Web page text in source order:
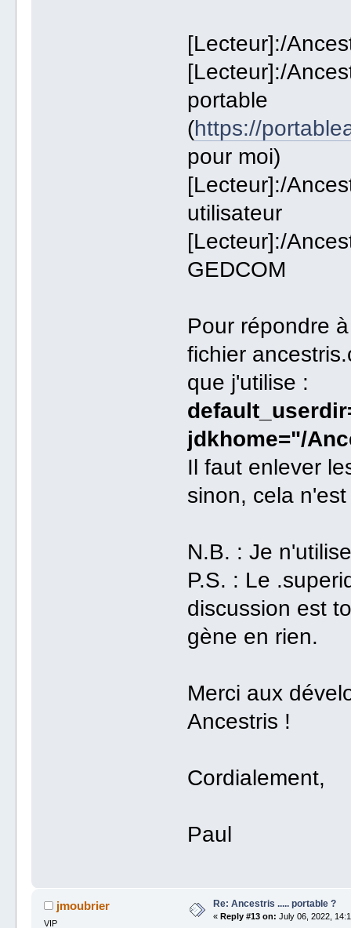
[Lecteur]:/
[Lecteur]:/
portable
(https://
pour moi)
[Lecteur]:/
utilisateur
[Lecteur]:/
GEDCOM
Pour répondre
fichier
que j'utilise :
jdkhome="/
Il faut enlever
sinon, cela
N.B. : Je
P.S. : Le
discussion est
gène en rien.
Merci aux
Ancestris !
Cordialement,
Paul
jmoubrier
VIP
Re: Ancestris ..... portable ?
« Reply #13 on: July 06, 2022,